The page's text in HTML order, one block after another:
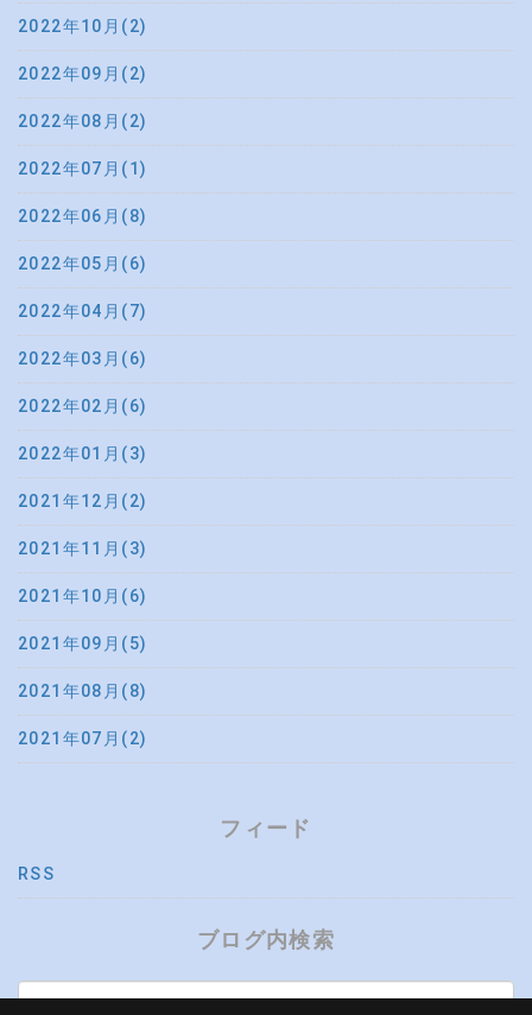
2022年10月(2)
2022年09月(2)
2022年08月(2)
2022年07月(1)
2022年06月(8)
2022年05月(6)
2022年04月(7)
2022年03月(6)
2022年02月(6)
2022年01月(3)
2021年12月(2)
2021年11月(3)
2021年10月(6)
2021年09月(5)
2021年08月(8)
2021年07月(2)
フィード
RSS
ブログ内検索